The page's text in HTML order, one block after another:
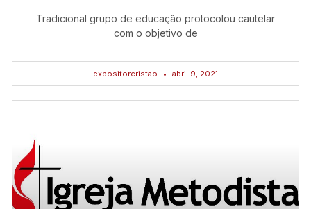
Tradicional grupo de educação protocolou cautelar
com o objetivo de
expositorcristao abril 9, 2021